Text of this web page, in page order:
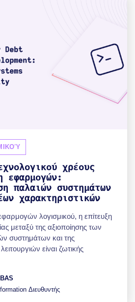
χρέους
εφαρμογών:
παλαιών συστημάτων
χαρακτηριστικών
λογισμικού, η επίτευξη
μεταξύ της αξιοποίησης των
συστημάτων και της
είναι ζωτικής
Διευθυντής